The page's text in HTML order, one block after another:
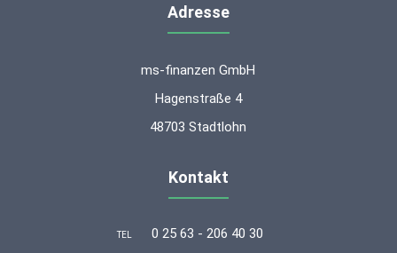
Adresse
ms-finanzen GmbH
Hagenstraße 4
48703 Stadtlohn
Kontakt
TEL 0 25 63 - 206 40 30